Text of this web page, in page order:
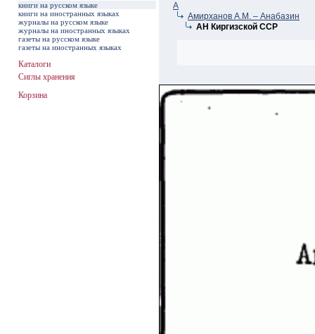
А
Амирханов А.М. – Анабазин
АН Киргизской ССР
книги на русском языке
книги на иностранных языках
журналы на русском языке
журналы на иностранных языках
газеты на русском языке
газеты на иностранных языках
Каталоги
Сиглы хранения
Корзина